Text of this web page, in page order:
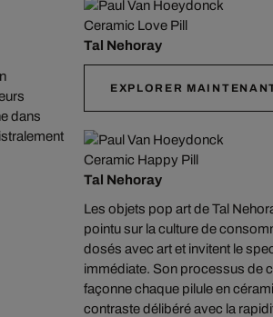
dans
Ceramic Love Pill
Tal Nehoray
EXPLORER
Ceramic Happy Pill
Tal Nehoray
Les objets pop art de Tal
pointu sur la culture de
dosés avec art et invitent le
immédiate. Son processus de
façonne chaque pilule en
contraste délibéré avec la